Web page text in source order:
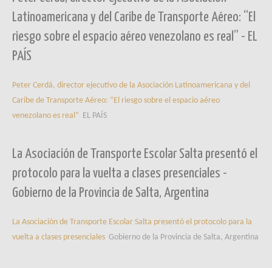
Latinoamericana y del Caribe de Transporte Aéreo: “El
riesgo sobre el espacio aéreo venezolano es real” - EL
PAÍS
Peter Cerdá, director ejecutivo de la Asociación Latinoamericana y del
Caribe de Transporte Aéreo: “El riesgo sobre el espacio aéreo
venezolano es real” EL PAÍS
La Asociación de Transporte Escolar Salta presentó el
protocolo para la vuelta a clases presenciales -
Gobierno de la Provincia de Salta, Argentina
La Asociación de Transporte Escolar Salta presentó el protocolo para la
vuelta a clases presenciales Gobierno de la Provincia de Salta, Argentina